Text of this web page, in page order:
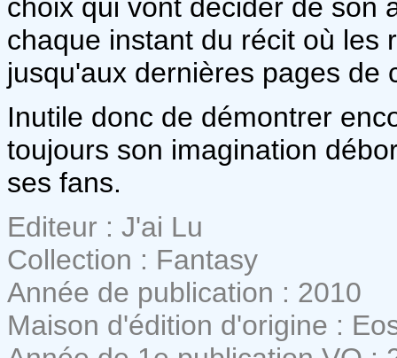
choix qui vont décider de son
chaque instant du récit où les
jusqu'aux dernières pages de
Inutile donc de démontrer
toujours son imagination
ses fans.
Editeur : J'ai Lu
Collection : Fantasy
Année de publication : 2010
Maison d'édition d'origine :